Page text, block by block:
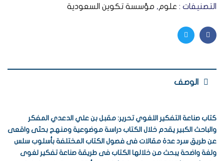
التصنيفات : علوم , مؤسسة تكوين السعودية
Facebook
Twitter
الوصف
كتاب صناعة التفكير اللغوي تحرير: مقبل بن علي الدعدي المفكر
والباحث الكبير يقدم خلال الكتاب دراسة موضوعية ومنهج بحثى واقعى
عن طريق سرد عدة مقالات فى فصول الكتاب المختلفة بأسلوب سلس
ولغة واضحة يبحث من خلالها الكتاب فى طريقة صناعة تفكير لغوى